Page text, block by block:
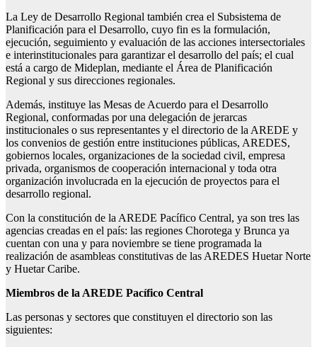
La Ley de Desarrollo Regional también crea el Subsistema de
Planificación para el Desarrollo, cuyo fin es la formulación,
ejecución, seguimiento y evaluación de las acciones intersectoriales
e interinstitucionales para garantizar el desarrollo del país; el cual
está a cargo de Mideplan, mediante el Área de Planificación
Regional y sus direcciones regionales.
Además, instituye las Mesas de Acuerdo para el Desarrollo
Regional, conformadas por una delegación de jerarcas
institucionales o sus representantes y el directorio de la AREDE y
los convenios de gestión entre instituciones públicas, AREDES,
gobiernos locales, organizaciones de la sociedad civil, empresa
privada, organismos de cooperación internacional y toda otra
organización involucrada en la ejecución de proyectos para el
desarrollo regional.
Con la constitución de la AREDE Pacífico Central, ya son tres las
agencias creadas en el país: las regiones Chorotega y Brunca ya
cuentan con una y para noviembre se tiene programada la
realización de asambleas constitutivas de las AREDES Huetar Norte
y Huetar Caribe.
Miembros de la AREDE Pacífico Central
Las personas y sectores que constituyen el directorio son las
siguientes: